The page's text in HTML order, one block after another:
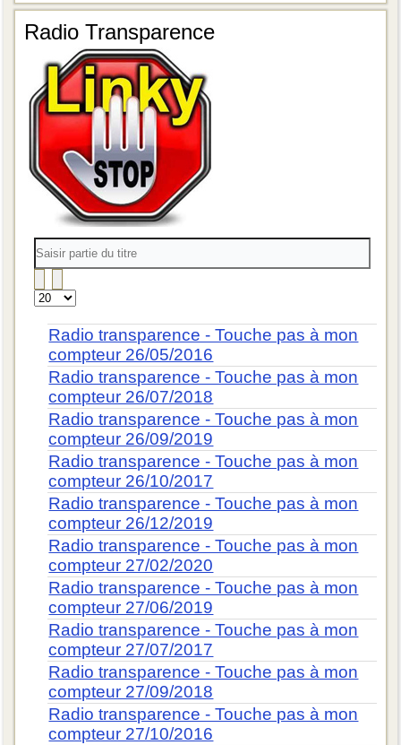
Radio Transparence
Saisir
partie
du
Affichage
#
Radio transparence - Touche pas à mon
compteur 26/05/2016
Radio transparence - Touche pas à mon
compteur 26/07/2018
Radio transparence - Touche pas à mon
compteur 26/09/2019
Radio transparence - Touche pas à mon
compteur 26/10/2017
Radio transparence - Touche pas à mon
compteur 26/12/2019
Radio transparence - Touche pas à mon
compteur 27/02/2020
Radio transparence - Touche pas à mon
compteur 27/06/2019
Radio transparence - Touche pas à mon
compteur 27/07/2017
Radio transparence - Touche pas à mon
compteur 27/09/2018
Radio transparence - Touche pas à mon
compteur 27/10/2016